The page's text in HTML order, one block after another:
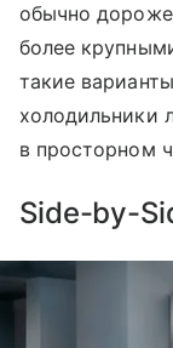
обычно
более
такие
холодильники
в просторном
Side-by-